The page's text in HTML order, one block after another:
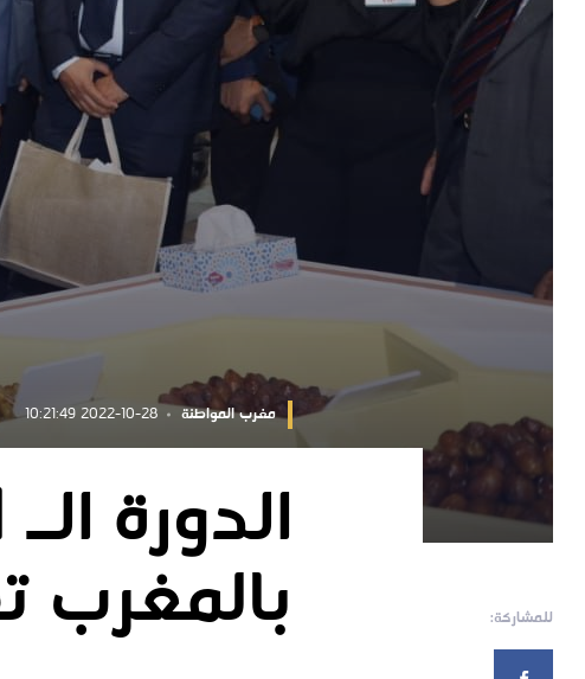
مغرب المواطنة 2022-10-28 10:21:49
للمشاركة: بالمغرب